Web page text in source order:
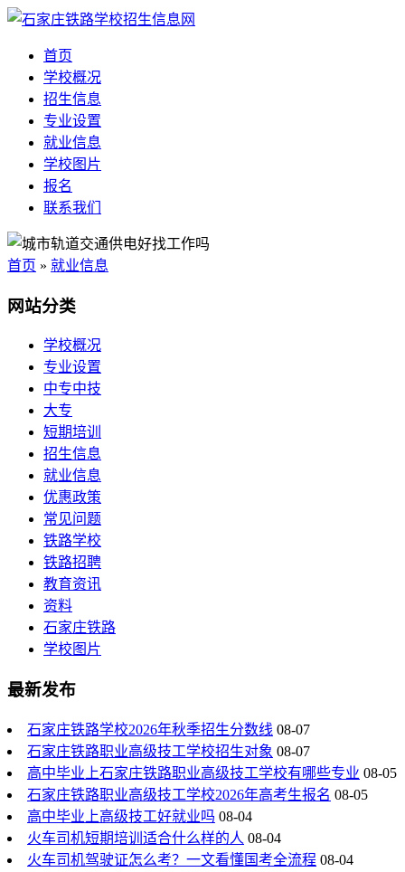
首页
学校概况
招生信息
专业设置
就业信息
学校图片
报名
联系我们
首页 » 就业信息
网站分类
学校概况
专业设置
中专中技
大专
短期培训
招生信息
就业信息
优惠政策
常见问题
铁路学校
铁路招聘
教育资讯
资料
石家庄铁路
学校图片
最新发布
石家庄铁路学校2026年秋季招生分数线 08-07
石家庄铁路职业高级技工学校招生对象 08-07
高中毕业上石家庄铁路职业高级技工学校有哪些专业 08-05
石家庄铁路职业高级技工学校2026年高考生报名 08-05
高中毕业上高级技工好就业吗 08-04
火车司机短期培训适合什么样的人 08-04
火车司机驾驶证怎么考？一文看懂国考全流程 08-04